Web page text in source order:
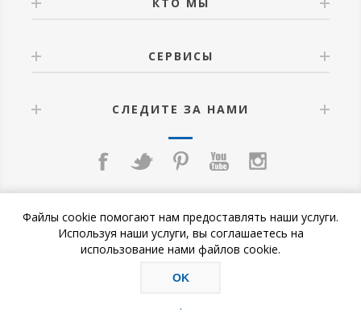
СЕРВИСЫ
СЛЕДИТЕ ЗА НАМИ
Copyright © 2026 «HOG SLAT Россия». Все права защищены.
Файлы cookie помогают нам предоставлять наши услуги.
Используя наши услуги, вы соглашаетесь на
использование нами файлов cookie.
OK
.